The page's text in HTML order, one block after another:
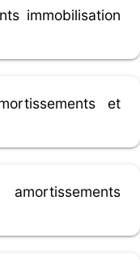
immobilisation
et